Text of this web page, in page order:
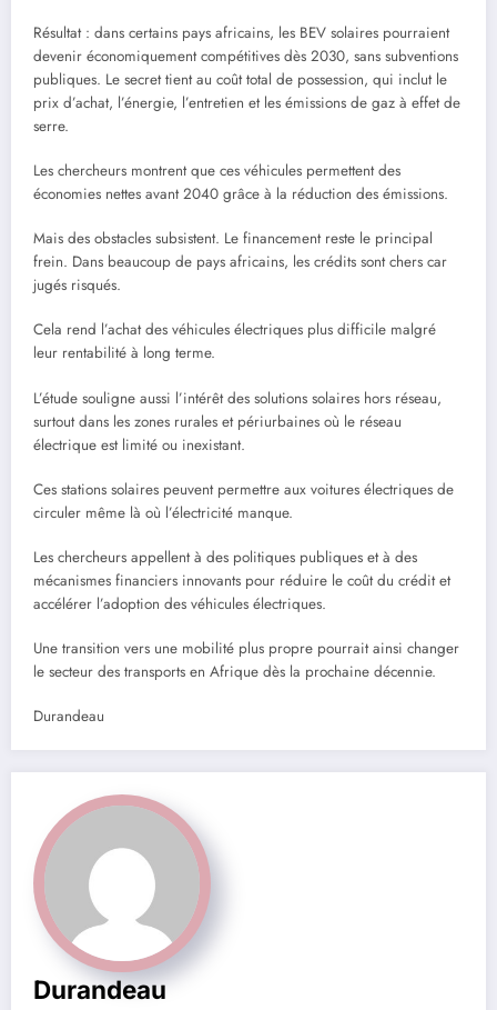
Résultat : dans certains pays africains, les BEV solaires pourraient
devenir économiquement compétitives dès 2030, sans subventions
publiques. Le secret tient au coût total de possession, qui inclut le
prix d’achat, l’énergie, l’entretien et les émissions de gaz à effet de
serre.
Les chercheurs montrent que ces véhicules permettent des
économies nettes avant 2040 grâce à la réduction des émissions.
Mais des obstacles subsistent. Le financement reste le principal
frein. Dans beaucoup de pays africains, les crédits sont chers car
jugés risqués.
Cela rend l’achat des véhicules électriques plus difficile malgré
leur rentabilité à long terme.
L’étude souligne aussi l’intérêt des solutions solaires hors réseau,
surtout dans les zones rurales et périurbaines où le réseau
électrique est limité ou inexistant.
Ces stations solaires peuvent permettre aux voitures électriques de
circuler même là où l’électricité manque.
Les chercheurs appellent à des politiques publiques et à des
mécanismes financiers innovants pour réduire le coût du crédit et
accélérer l’adoption des véhicules électriques.
Une transition vers une mobilité plus propre pourrait ainsi changer
le secteur des transports en Afrique dès la prochaine décennie.
Durandeau
Durandeau